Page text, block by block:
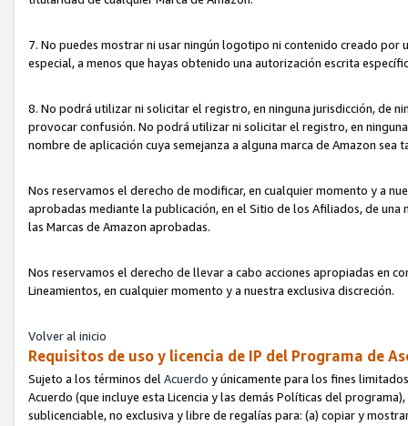
7. No puedes mostrar ni usar ningún logotipo ni contenido creado por
especial, a menos que hayas obtenido una autorización escrita
8. No podrá utilizar ni solicitar el registro, en ninguna jurisdicción, de
provocar confusión. No podrá utilizar ni solicitar el registro, en
nombre de aplicación cuya semejanza a alguna marca de Amazon
Nos reservamos el derecho de modificar, en cualquier momento y a
aprobadas mediante la publicación, en el Sitio de los Afiliados, de
las Marcas de Amazon aprobadas.
Nos reservamos el derecho de llevar a cabo acciones apropiadas en
Lineamientos, en cualquier momento y a nuestra exclusiva discreción.
Volver al inicio
Requisitos de uso y licencia de IP del Programa de
Sujeto a los términos del Acuerdo y únicamente para los fines
Acuerdo (que incluye esta Licencia y las demás Políticas del
sublicenciable, no exclusiva y libre de regalías para: (a) copiar y